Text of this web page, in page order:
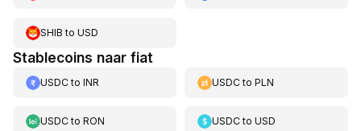
SHIB to USD
Stablecoins naar fiat
USDCto INR USDCtoPLN
USDCto RON USDCtoUSD